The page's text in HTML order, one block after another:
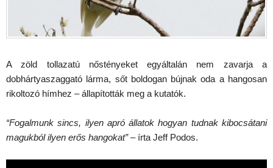
A zöld tollazatú nőstényeket egyáltalán nem zavarja a
dobhártyaszaggató lárma, sőt boldogan bújnak oda a hangosan
rikoltozó hímhez – állapították meg a kutatók.
“Fogalmunk sincs, ilyen apró állatok hogyan tudnak kibocsátani
magukból ilyen erős hangokat”– írta Jeff Podos.